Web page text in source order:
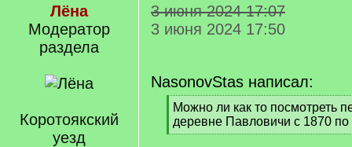
Лёна
Модератор
раздела
Коротоякский
уезд
3 июня 2024 17:07
3 июня 2024 17:50
NasonovStas написал:
[
q
]
Можно ли как то посмотреть
деревне Павловичи с 1870
[